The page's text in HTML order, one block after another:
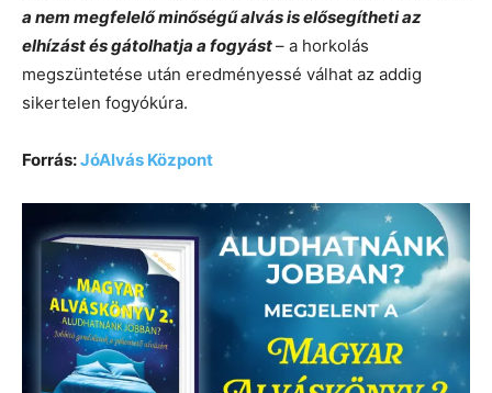
a nem megfelelő minőségű alvás is elősegítheti az
elhízást és gátolhatja a fogyást– a horkolás
megszüntetése után eredményessé válhat az addig
sikertelen fogyókúra.
Forrás:JóAlvás Központ